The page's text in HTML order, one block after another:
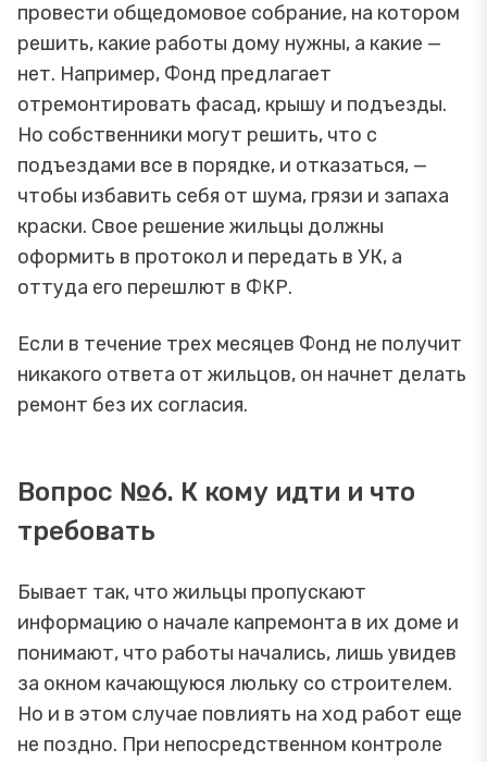
провести общедомовое собрание, на котором
решить, какие работы дому нужны, а какие —
нет. Например, Фонд предлагает
отремонтировать фасад, крышу и подъезды.
Но собственники могут решить, что с
подъездами все в порядке, и отказаться, —
чтобы избавить себя от шума, грязи и запаха
краски. Свое решение жильцы должны
оформить в протокол и передать в УК, а
оттуда его перешлют в ФКР.
Если в течение трех месяцев Фонд не получит
никакого ответа от жильцов, он начнет делать
ремонт без их согласия.
Вопрос №6. К кому идти и что
требовать
Бывает так, что жильцы пропускают
информацию о начале капремонта в их доме и
понимают, что работы начались, лишь увидев
за окном качающуюся люльку со строителем.
Но и в этом случае повлиять на ход работ еще
не поздно. При непосредственном контроле